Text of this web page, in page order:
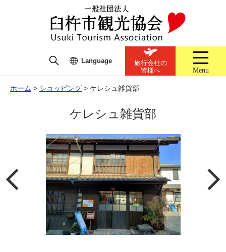
Language
旅行会社の
皆様へ
Menu
ホーム > ショッピング > ケレシュ雑貨部
ケレシュ雑貨部